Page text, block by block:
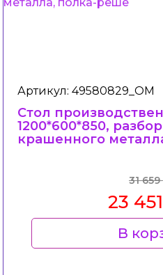
Артикул: 49580829_ОМ
Стол
1200*600*850,
крашенного
31
23
В